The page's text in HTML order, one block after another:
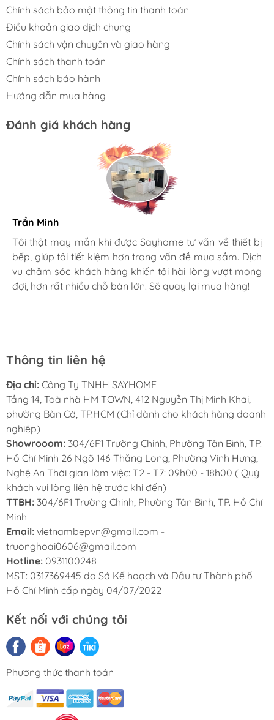
Hệ Thống Siphon Japanese Style – Thoát Nước
Thông Minh
Trang bị siphon Ø185 theo tiêu chuẩn
Thiết kế gọn gàng, dễ tháo lắp và vệ sinh
Thoát nước nhanh, hạn chế đọng nước
Khả năng chống mùi hiệu quả, phù hợp với
khí hậu ẩm
Kích Thước Linh Hoạt – Dễ Dàng Lắp Đặt
Kích thước tổng thể: 680 × 450 × 230 mm
Cắt đá lắp âm: 640 × 410 mm, góc bo R10
Chính sách bảo mật thông tin thanh toán
Điều khoản giao dịch chung
Chính sách vận chuyển và giao hàng
Chính sách thanh toán
Chính sách bảo hành
Hướng dẫn mua hàng
Đánh giá khách hàng
Gia đình bác sĩ X.A
Mình rất mê cách nhân viên tư vấn, chăm sóc khách tận
tình, chu đáo tại Sayhome. Mình đã mua 2 máy rửa bát
cho mình và bố mẹ chồng,chất lượng ổn định. Ở đây có
Trần Minh
Tôi thật may mắn khi được Sayhome tư vấn về thiết bị
bếp, giúp tôi tiết kiệm hơn trong vấn đề mua sắm. Dịch
vụ chăm sóc khách hàng khiến tôi hài lòng vượt mong
đợi, hơn rất nhiều chỗ bán lớn. Sẽ quay lại mua hàng!
Thông tin liên hệ
Địa chỉ: Công Ty TNHH SAYHOME
Tầng 14, Toà nhà HM TOWN, 412 Nguyễn Thị Minh Khai,
phường Bàn Cờ, TP.HCM (Chỉ dành cho khách hàng doanh
nghiệp)
Showrooom: 304/6F1 Trường Chinh, Phường Tân Bình, TP.
Hồ Chí Minh 26 Ngõ 146 Thăng Long, Phường Vinh Hưng,
Nghệ An Thời gian làm việc: T2 - T7: 09h00 - 18h00 ( Quý
khách vui lòng liên hệ trước khi đến)
TTBH: 304/6F1 Trường Chinh, Phường Tân Bình, TP. Hồ Chí
Minh
Email: vietnambepvn@gmail.com -
truonghoai0606@gmail.com
Hotline: 0931100248
MST: 0317369445 do Sở Kế hoạch và Đầu tư Thành phố
Hồ Chí Minh cấp ngày 04/07/2022
Kết nối với chúng tôi
Phương thức thanh toán